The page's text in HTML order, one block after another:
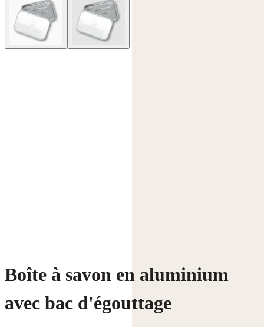
Boîte à savon en aluminium
avec bac d'égouttage